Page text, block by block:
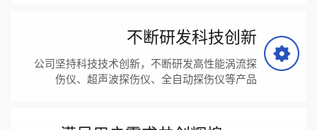
不断研发科技创新
公司坚持科技技术创新，不断研发高性能涡流探
伤仪、超声波探伤仪、全自动探伤仪等产品